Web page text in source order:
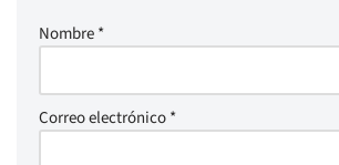
Nombre*
Correo electrónico*